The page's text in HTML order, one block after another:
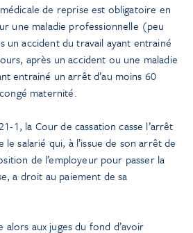
de reprise est obligatoire en
une maladie professionnelle (peu
un accident du travail ayant entrainé
après un accident ou une maladie
entrainé un arrêt d’au moins 60
maternité.
1, la Cour de cassation casse l’arrêt
le salarié qui, à l’issue de son arrêt de
de l’employeur pour passer la
a droit au paiement de sa
aux juges du fond d’avoir